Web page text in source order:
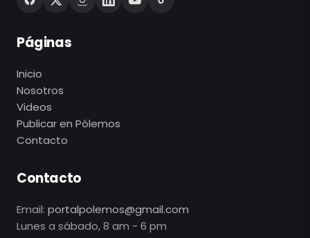
Páginas
Inicio
Nosotros
Videos
Publicar en Pólemos
Contacto
Contacto
Email: portalpolemos@gmail.com
Lunes a sábado, 8 am - 6 pm